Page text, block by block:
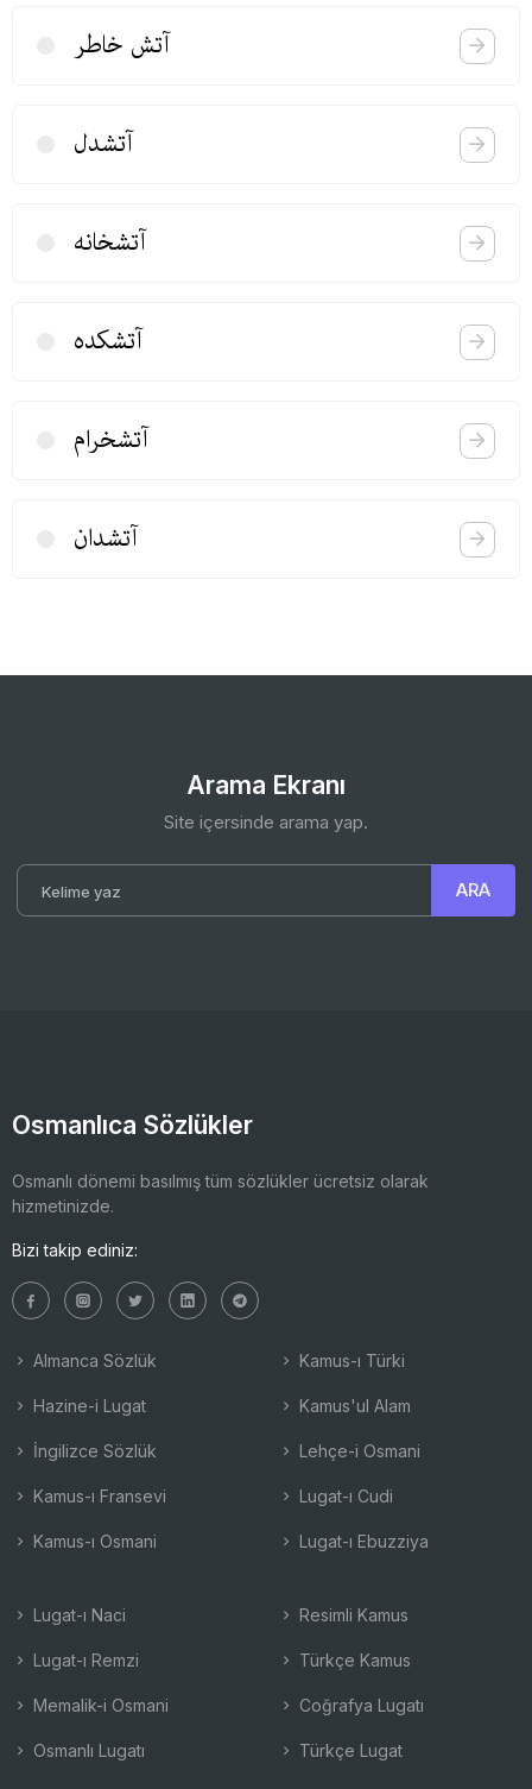
آتش خاطر
آتشدل
آتشخانه
آتشكده
آتشخرام
آتشدان
Arama Ekranı
Site içersinde arama yap.
Osmanlıca Sözlükler
Osmanlı dönemi basılmış tüm sözlükler ücretsiz olarak
hizmetinizde.
Bizi takip ediniz:
Almanca Sözlük
Hazine-i Lugat
İngilizce Sözlük
Kamus-ı Fransevi
Kamus-ı Osmani
Kamus-ı Türki
Kamus'ul Alam
Lehçe-i Osmani
Lugat-ı Cudi
Lugat-ı Ebuzziya
Lugat-ı Naci
Lugat-ı Remzi
Memalik-i Osmani
Osmanlı Lugatı
Resimli Kamus
Türkçe Kamus
Coğrafya Lugatı
Türkçe Lugat